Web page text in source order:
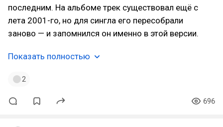
последним. На альбоме трек существовал ещё с
лета 2001-го, но для сингла его пересобрали
заново — и запомнился он именно в этой версии.
Показать полностью
2
696